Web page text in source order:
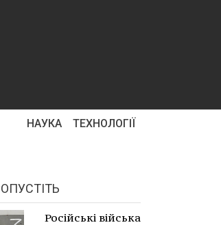
НАУКА ТЕХНОЛОГІЇ
Російські війська